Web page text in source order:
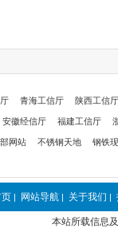
青海工信厅 陕西工信厅
安徽经信厅 福建工信厅
网站 不锈钢天地 钢铁
| 网站导航 | 关于我们 |
本站所载信息